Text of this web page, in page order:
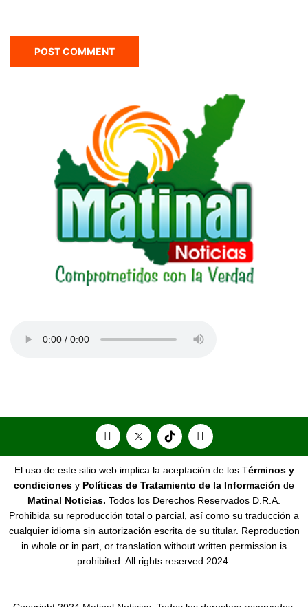
El uso de este sitio web implica la aceptación de los Términos y
condiciones y Políticas de Tratamiento de la Información de
Matinal Noticias. Todos los Derechos Reservados D.R.A.
Prohibida su reproducción total o parcial, así como su traducción a
cualquier idioma sin autorización escrita de su titular. Reproduction
in whole or in part, or translation without written permission is
prohibited. All rights reserved 2024.